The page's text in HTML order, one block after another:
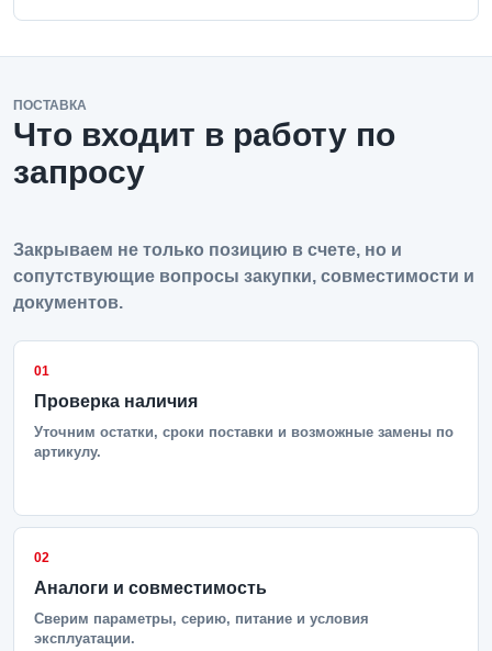
ПОСТАВКА
Что входит в работу по
запросу
Закрываем не только позицию в счете, но и
сопутствующие вопросы закупки, совместимости и
документов.
01
Проверка наличия
Уточним остатки, сроки поставки и возможные замены по
артикулу.
02
Аналоги и совместимость
Сверим параметры, серию, питание и условия
эксплуатации.